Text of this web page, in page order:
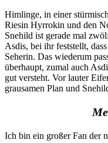
Himlinge, in einer
Riesin Hyrrokin und den
Snehild ist gerade mal
Asdis, bei ihr feststellt,
Seherin. Das wiederum
überhaupt, zumal auch
gut versteht. Vor lauter
grausamen Plan und
Ich bin ein großer Fan der